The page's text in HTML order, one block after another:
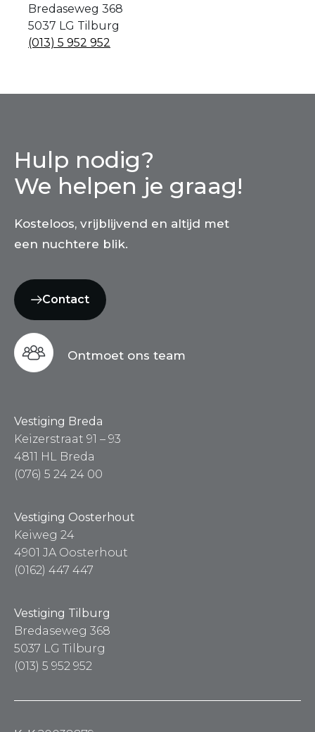
Bredaseweg 368
5037 LG Tilburg
(013) 5 952 952
Hulp nodig?
We helpen je graag!
Kosteloos, vrijblijvend en altijd met
een nuchtere blik.
Contact
Ontmoet ons team
Vestiging Breda
Keizerstraat 91 – 93
4811 HL Breda
(076) 5 24 24 00
Vestiging Oosterhout
Keiweg 24
4901 JA Oosterhout
(0162) 447 447
Vestiging Tilburg
Bredaseweg 368
5037 LG Tilburg
(013) 5 952 952